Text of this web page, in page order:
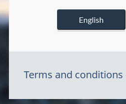
English
Terms and conditions